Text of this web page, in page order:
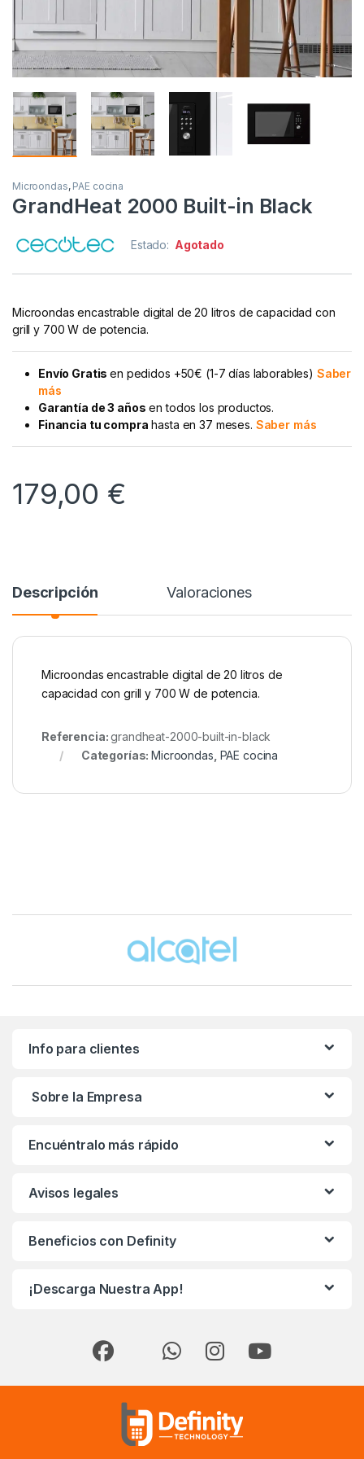
Microondas, PAE cocina
GrandHeat 2000 Built-in Black
Estado: Agotado
Microondas encastrable digital de 20 litros de capacidad con
grill y 700 W de potencia.
Envío Gratisen pedidos +50€ (1-7 días laborables) Saber
más
Garantía de 3 años en todos los productos.
Financia tu compra hasta en 37 meses. Saber más
179,00 €
Descripción Valoraciones
Microondas encastrable digital de 20 litros de
capacidad con grill y 700 W de potencia.
Referencia:grandheat-2000-built-in-black
Categorías:Microondas PAE cocina
Info para clientes
Sobre la Empresa
Encuéntralo más rápido
Avisos legales
Beneficios con Definity
¡Descarga Nuestra App!